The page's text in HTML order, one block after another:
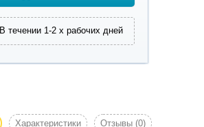
В течении 1-2 х рабочих дней
Характеристики Отзывы (0)